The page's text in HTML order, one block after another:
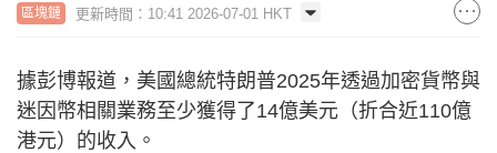
區塊鏈 更新時間：10:41 2026-07-01 HKT
據彭博報道，美國總統特朗普2025年透過加密貨幣與
迷因幣相關業務至少獲得了14億美元（折合近110億
港元）的收入。